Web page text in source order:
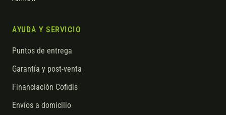
AYUDA Y SERVICIO
Puntos de entrega
Garantía y post-venta
Financiación Cofidis
Envíos a domicilio